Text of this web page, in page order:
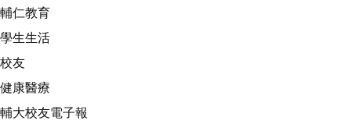
輔仁教育
學生生活
校友
健康醫療
輔大校友電子報